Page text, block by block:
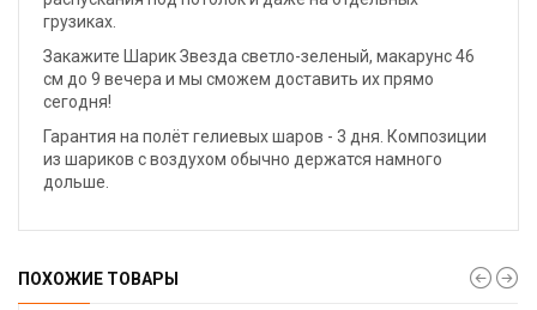
грузиках.
Закажите Шарик Звезда светло-зеленый, макарунс 46
см до 9 вечера и мы сможем доставить их прямо
сегодня!
Гарантия на полёт гелиевых шаров - 3 дня. Композиции
из шариков с воздухом обычно держатся намного
дольше.
ПОХОЖИЕ ТОВАРЫ